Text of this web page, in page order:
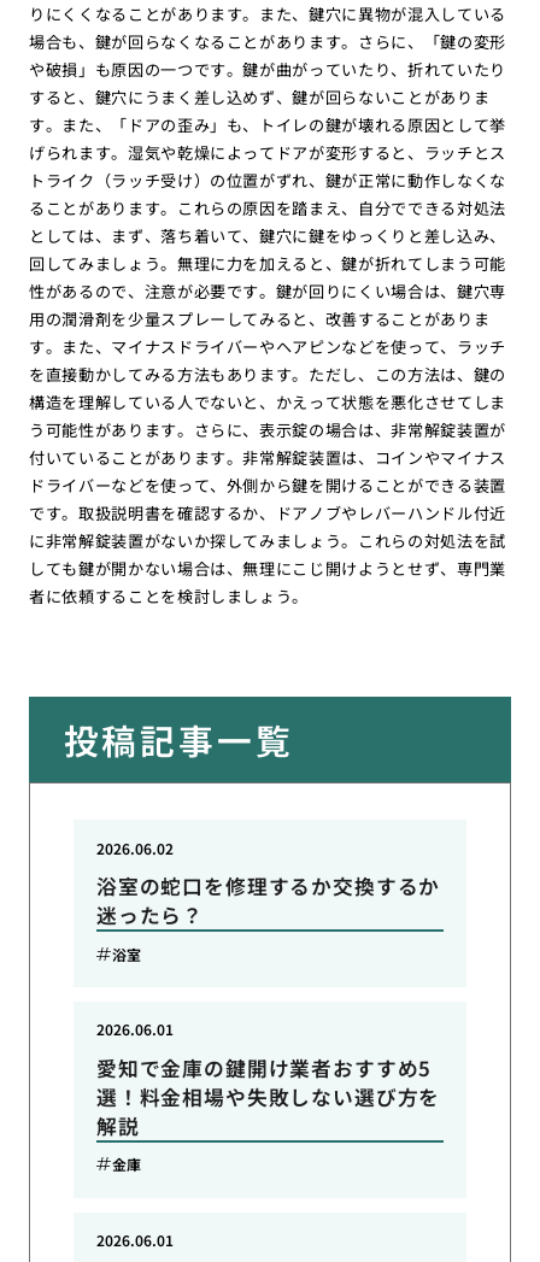
りにくくなることがあります。また、鍵穴に異物が混入している
場合も、鍵が回らなくなることがあります。さらに、「鍵の変形
や破損」も原因の一つです。鍵が曲がっていたり、折れていたり
すると、鍵穴にうまく差し込めず、鍵が回らないことがありま
す。また、「ドアの歪み」も、トイレの鍵が壊れる原因として挙
げられます。湿気や乾燥によってドアが変形すると、ラッチとス
トライク（ラッチ受け）の位置がずれ、鍵が正常に動作しなくな
ることがあります。これらの原因を踏まえ、自分でできる対処法
としては、まず、落ち着いて、鍵穴に鍵をゆっくりと差し込み、
回してみましょう。無理に力を加えると、鍵が折れてしまう可能
性があるので、注意が必要です。鍵が回りにくい場合は、鍵穴専
用の潤滑剤を少量スプレーしてみると、改善することがありま
す。また、マイナスドライバーやヘアピンなどを使って、ラッチ
を直接動かしてみる方法もあります。ただし、この方法は、鍵の
構造を理解している人でないと、かえって状態を悪化させてしま
う可能性があります。さらに、表示錠の場合は、非常解錠装置が
付いていることがあります。非常解錠装置は、コインやマイナス
ドライバーなどを使って、外側から鍵を開けることができる装置
です。取扱説明書を確認するか、ドアノブやレバーハンドル付近
に非常解錠装置がないか探してみましょう。これらの対処法を試
しても鍵が開かない場合は、無理にこじ開けようとせず、専門業
者に依頼することを検討しましょう。
投稿記事一覧
浴室の蛇口を修理するか交換するか
迷ったら？
2026.06.02
浴室
愛知で金庫の鍵開け業者おすすめ5
選！料金相場や失敗しない選び方を
解説
2026.06.01
金庫
2026.06.01